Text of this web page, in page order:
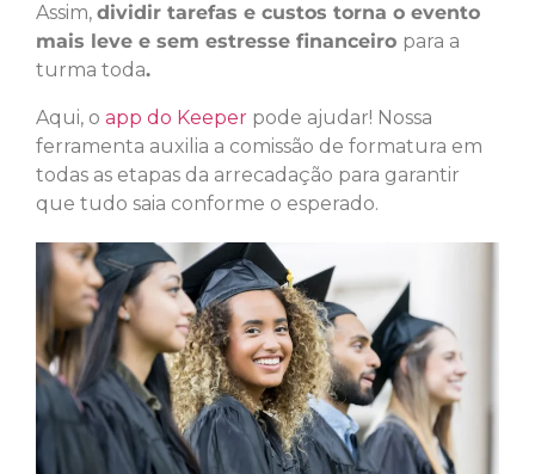
Assim, dividir tarefas e custos torna o evento
mais leve e sem estresse financeiro para a
turma toda.
Aqui, o app do Keeper pode ajudar! Nossa
ferramenta auxilia a comissão de formatura em
todas as etapas da arrecadação para garantir
que tudo saia conforme o esperado.